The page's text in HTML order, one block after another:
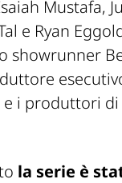
Mustafa,
e Ryan
showrunner
e i produttori di
la serie è